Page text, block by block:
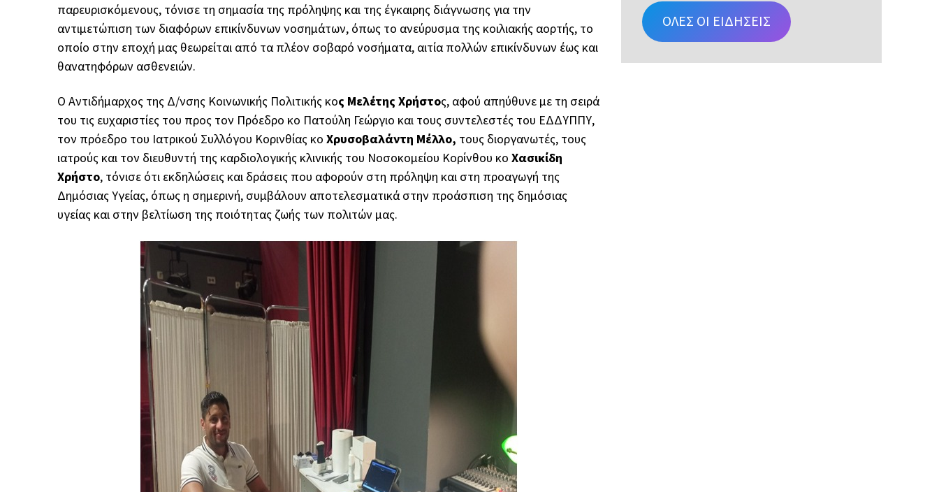
παρευρισκόμενους, τόνισε τη σημασία της πρόληψης και της έγκαιρης διάγνωσης για την
αντιμετώπιση των διαφόρων επικίνδυνων νοσημάτων, όπως το ανεύρυσμα της κοιλιακής αορτής, το
οποίο στην εποχή μας θεωρείται από τα πλέον σοβαρό νοσήματα, αιτία πολλών επικίνδυνων έως και
θανατηφόρων ασθενειών.
Ο Αντιδήμαρχος της Δ/νσης Κοινωνικής Πολιτικής κος Μελέτης Χρήστος, αφού απηύθυνε με τη σειρά
του τις ευχαριστίες του προς τον Πρόεδρο κο Πατούλη Γεώργιο και τους συντελεστές του ΕΔΔΥΠΠΥ,
τον πρόεδρο του Ιατρικού Συλλόγου Κορινθίας κο Χρυσοβαλάντη Μέλλο, τους διοργανωτές, τους
ιατρούς και τον διευθυντή της καρδιολογικής κλινικής του Νοσοκομείου Κορίνθου κο Χασικίδη
Χρήστο, τόνισε ότι εκδηλώσεις και δράσεις που αφορούν στη πρόληψη και στη προαγωγή της
Δημόσιας Υγείας, όπως η σημερινή, συμβάλουν αποτελεσματικά στην προάσπιση της δημόσιας
υγείας και στην βελτίωση της ποιότητας ζωής των πολιτών μας.
ΟΛΕΣ ΟΙ ΕΙΔΗΣΕΙΣ